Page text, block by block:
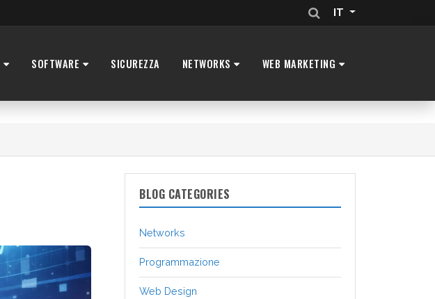
IT
SOFTWARE SICUREZZA NETWORKS WEB MARKETING
BLOG CATEGORIES
Networks
Programmazione
Web Design